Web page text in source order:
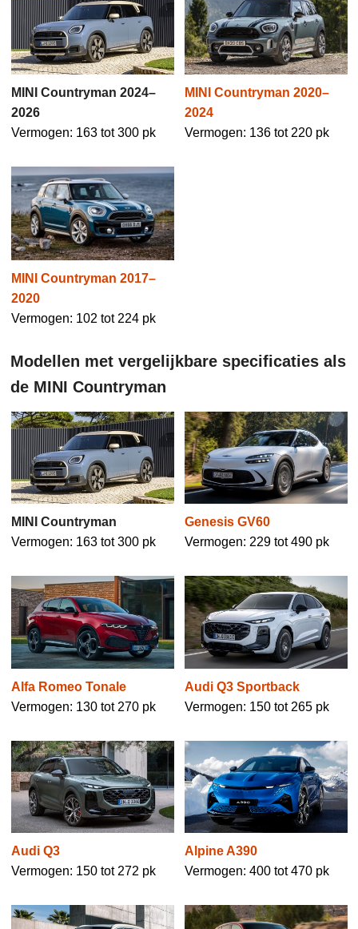
MINI Countryman 2024–
2026
Vermogen: 163 tot 300 pk
MINI Countryman 2020–
2024
Vermogen: 136 tot 220 pk
MINI Countryman 2017–
2020
Vermogen: 102 tot 224 pk
Modellen met vergelijkbare specificaties als
de MINI Countryman
MINI Countryman
Vermogen: 163 tot 300 pk
Genesis GV60
Vermogen: 229 tot 490 pk
Alfa Romeo Tonale
Vermogen: 130 tot 270 pk
Audi Q3 Sportback
Vermogen: 150 tot 265 pk
Audi Q3
Vermogen: 150 tot 272 pk
Alpine A390
Vermogen: 400 tot 470 pk